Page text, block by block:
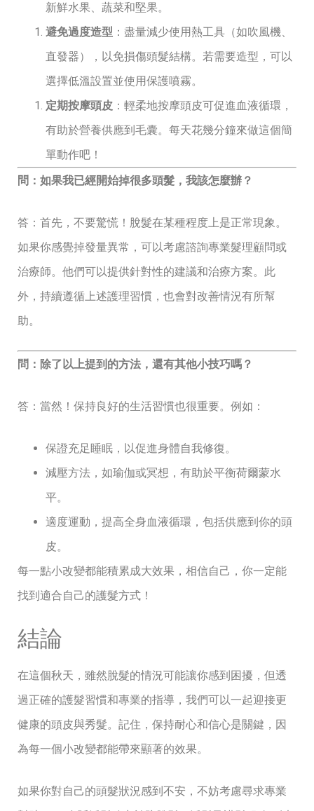
新鮮水果、蔬菜和堅果。
避免過度造型 ：盡量減少使用熱工具（如吹風機、
直發器），以免損傷頭髮結構。若需要造型，可以
選擇低溫設置並使用保護噴霧。
定期按摩頭皮 ：輕柔地按摩頭皮可促進血液循環，
有助於營養供應到毛囊。每天花幾分鐘來做這個簡
單動作吧！
問：如果我已經開始掉很多頭髮，我該怎麼辦？
答：首先，不要驚慌！脫髮在某種程度上是正常現象。
如果你感覺掉發量異常，可以考慮諮詢專業髮理顧問或
治療師。他們可以提供針對性的建議和治療方案。此
外，持續遵循上述護理習慣，也會對改善情況有所幫
助。
問：除了以上提到的方法，還有其他小技巧嗎？
答：當然！保持良好的生活習慣也很重要。例如：
保證充足睡眠，以促進身體自我修復。
減壓方法，如瑜伽或冥想，有助於平衡荷爾蒙水
平。
適度運動，提高全身血液循環，包括供應到你的頭
皮。
每一點小改變都能積累成大效果，相信自己，你一定能
找到適合自己的護髮方式！
結論
在這個秋天，雖然脫髮的情況可能讓你感到困擾，但透
過正確的護髮習慣和專業的指導，我們可以一起迎接更
健康的頭皮與秀髮。記住，保持耐心和信心是關鍵，因
為每一個小改變都能帶來顯著的效果。
如果你對自己的頭髮狀況感到不安，不妨考慮尋求專業